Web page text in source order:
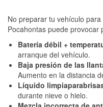
No preparar tu vehículo
Pocahontas puede provocar
Batería débil +
arranque del vehículo.
Baja presión de las
Aumento en la distancia
Líquido
durante nieve o hielo.